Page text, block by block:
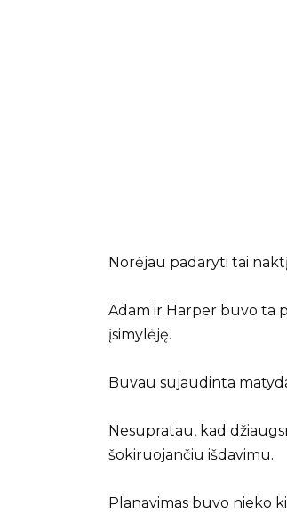
Norėjau padaryti tai
Adam ir Harper buvo ta
įsimylėję.
Buvau sujaudinta
Nesupratau, kad
šokiruojančiu išdavimu.
Planavimas buvo nieko